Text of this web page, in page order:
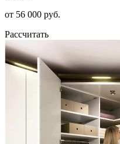
от 56 000 руб.
Рассчитать